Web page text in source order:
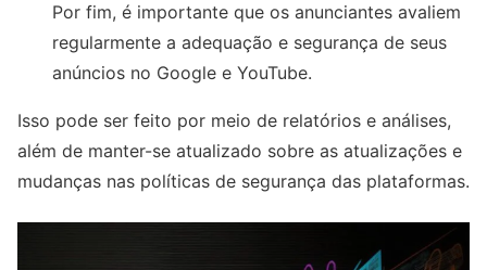
Por fim, é importante que os anunciantes avaliem
regularmente a adequação e segurança de seus
anúncios no Google e YouTube.
Isso pode ser feito por meio de relatórios e análises,
além de manter-se atualizado sobre as atualizações e
mudanças nas políticas de segurança das plataformas.